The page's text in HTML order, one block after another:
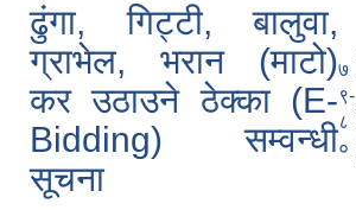
ढुंगा, गिट्टी, बालुवा,
ग्राभेल, भरान (माटो)
कर उठाउने ठेक्का (E-
Bidding) सम्वन्धी
सूचना
७
९-
८
०